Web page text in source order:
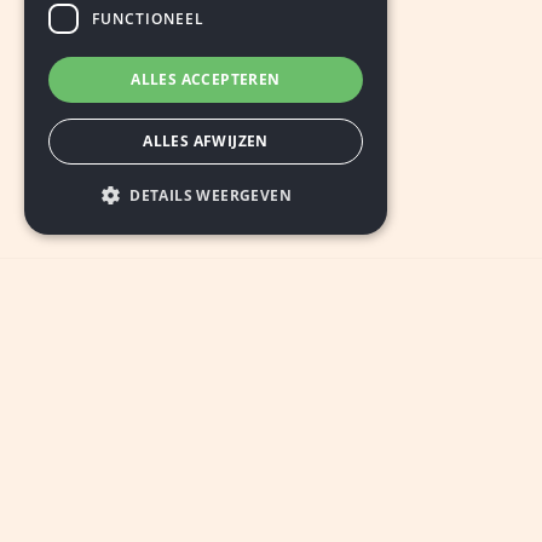
FUNCTIONEEL
ALLES ACCEPTEREN
ALLES AFWIJZEN
DETAILS WEERGEVEN